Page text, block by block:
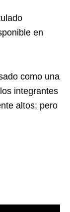
en
como una
integrantes
altos; pero